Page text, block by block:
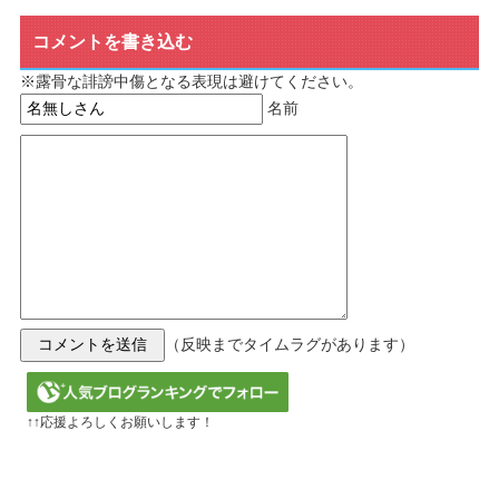
コメントを書き込む
※露骨な誹謗中傷となる表現は避けてください。
名前
（反映までタイムラグがあります）
↑↑応援よろしくお願いします！